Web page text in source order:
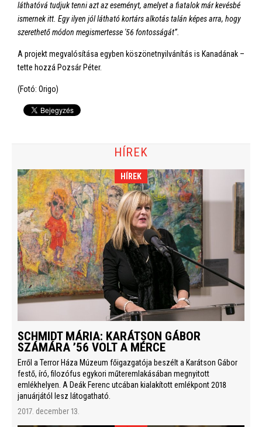
láthatóvá tudjuk tenni azt az eseményt, amelyet a fiatalok már kevésbé
ismernek itt. Egy ilyen jól látható kortárs alkotás talán képes arra, hogy
szerethető módon megismertesse '56 fontosságát”.
A projekt megvalósítása egyben köszönetnyilvánítás is Kanadának –
tette hozzá Pozsár Péter.
(Fotó: Origo)
HÍREK
HÍREK
SCHMIDT MÁRIA: KARÁTSON GÁBOR
SZÁMÁRA ’56 VOLT A MÉRCE
Erről a Terror Háza Múzeum főigazgatója beszélt a Karátson Gábor
festő, író, filozófus egykori műteremlakásában megnyitott
emlékhelyen. A Deák Ferenc utcában kialakított emlékpont 2018
januárjától lesz látogatható.
2017. december 13.